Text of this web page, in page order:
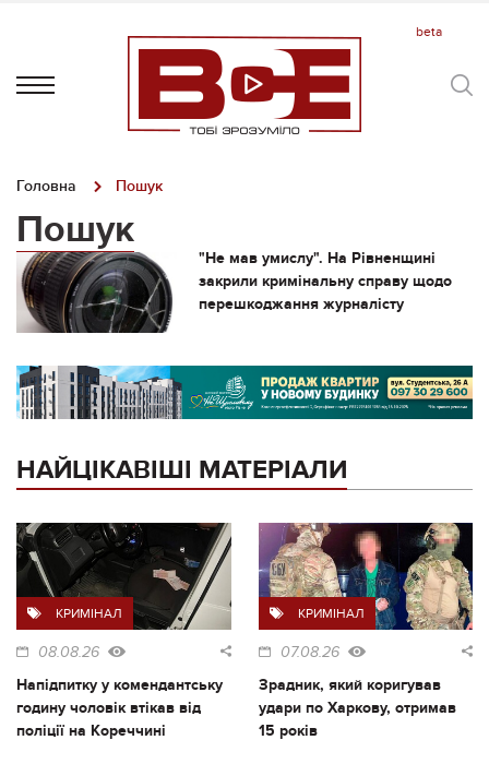
Головна Пошук
Пошук
"Не мав умислу". На Рівненщині
закрили кримінальну справу щодо
перешкоджання журналісту
НАЙЦІКАВІШІ МАТЕРІАЛИ
КРИМІНАЛ
08.08.26
Напідпитку у комендантську
годину чоловік втікав від
поліції на Кореччині
КРИМІНАЛ
07.08.26
Зрадник, який коригував
удари по Харкову, отримав
15 років